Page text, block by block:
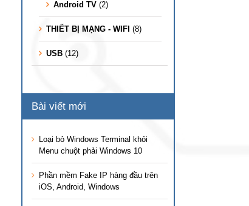
Android TV (2)
THIẾT BỊ MẠNG - WIFI (8)
USB (12)
Bài viết mới
Loại bỏ Windows Terminal khỏi
Menu chuột phải Windows 10
Phần mềm Fake IP hàng đầu trên
iOS, Android, Windows